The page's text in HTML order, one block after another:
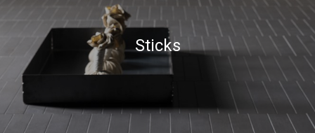
Sticks